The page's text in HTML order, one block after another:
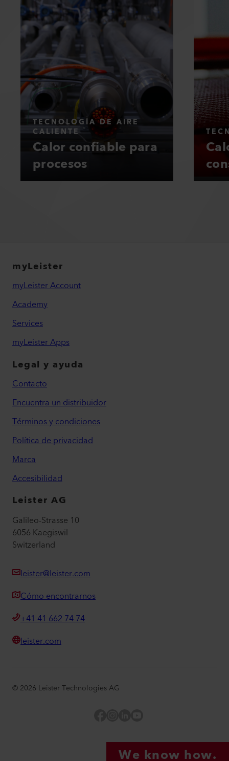
TECNOLOGÍA DE AIRE
CALIENTE
Calor confiable para
procesos
myLeister
myLeister Account
Academy
Services
myLeister Apps
Legal y ayuda
Contacto
Encuentra un distribuidor
Términos y condiciones
Política de privacidad
Marca
Accesibilidad
Leister AG
Galileo-Strasse 10
6056 Kaegiswil
Switzerland
leister@leister.com
Cómo encontrarnos
+41 41 662 74 74
leister.com
© 2026 Leister Technologies AG
We know how.